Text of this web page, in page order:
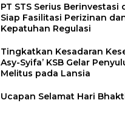
PT STS Serius Berinvestasi
Siap Fasilitasi Perizinan
Kepatuhan Regulasi
Tingkatkan Kesadaran
Asy-Syifa’ KSB Gelar
Melitus pada Lansia
Ucapan Selamat Hari